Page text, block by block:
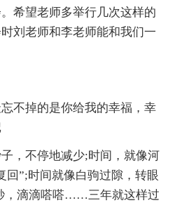
希望老师多举行几次这样的
刘老师和李老师能和我们一
不掉的是你给我的幸福，幸
，不停地减少;时间，就像河
回”;时间就像白驹过隙，转眼
，滴滴嗒嗒……三年就这样过